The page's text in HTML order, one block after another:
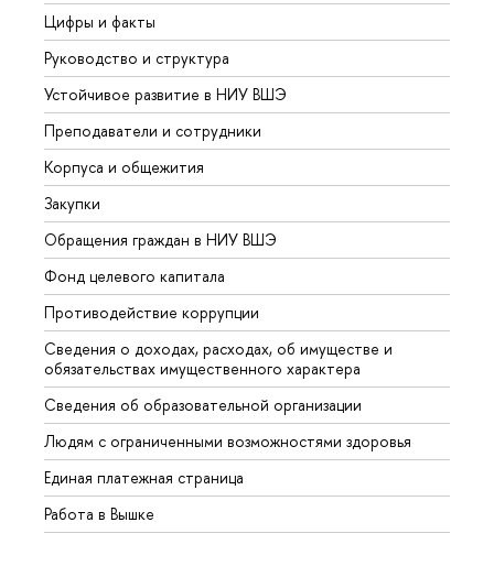
Цифры и факты
Руководство и структура
Устойчивое развитие в НИУ ВШЭ
Преподаватели и сотрудники
Корпуса и общежития
Закупки
Обращения граждан в НИУ ВШЭ
Фонд целевого капитала
Противодействие коррупции
Сведения о доходах, расходах, об имуществе и
обязательствах имущественного характера
Сведения об образовательной организации
Людям с ограниченными возможностями здоровья
Единая платежная страница
Работа в Вышке